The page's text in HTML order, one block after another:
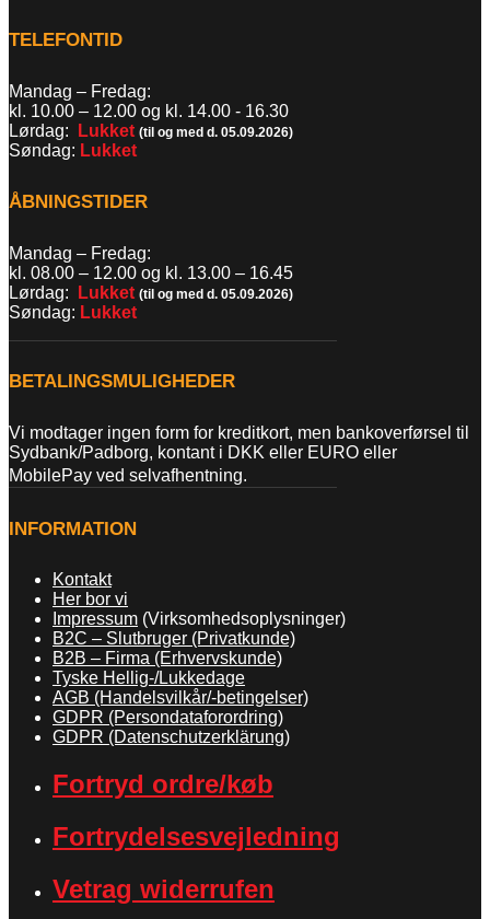
TELEFONTID
Mandag – Fredag:
kl. 10.00 – 12.00 og kl. 14.00 - 16.30
Lørdag:
Lukket (til og med d. 05.09.2026)
Søndag: Lukket
ÅBNINGSTIDER
Mandag – Fredag:
kl. 08.00 – 12.00 og kl. 13.00 – 16.45
Lørdag:
Lukket (til og med d. 05.09.2026)
Søndag: Lukket
BETALINGSMULIGHEDER
Vi modtager ingen form for kreditkort, men bankoverførsel til
Sydbank/Padborg, kontant i DKK eller EURO eller
MobilePay ved selvafhentning.
INFORMATION
Kontakt
Her bor vi
Impressum (Virksomhedsoplysninger)
B2C – Slutbruger (Privatkunde)
B2B – Firma (Erhvervskunde)
Tyske Hellig-/Lukkedage
AGB (Handelsvilkår/-betingelser)
GDPR (Persondataforordring)
GDPR (Datenschutzerklärung)
Fortryd ordre/køb
Fortrydelsesvejledning
Vetrag widerrufen